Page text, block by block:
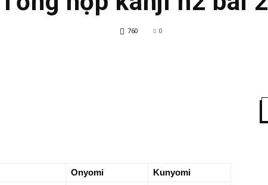
760 0
Onyomi Kunyomi